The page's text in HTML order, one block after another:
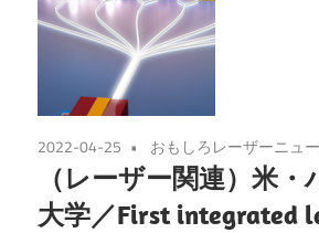
2022-04-25 おもしろレーザーニュ
（レーザー関連）米・
大学／First integrated